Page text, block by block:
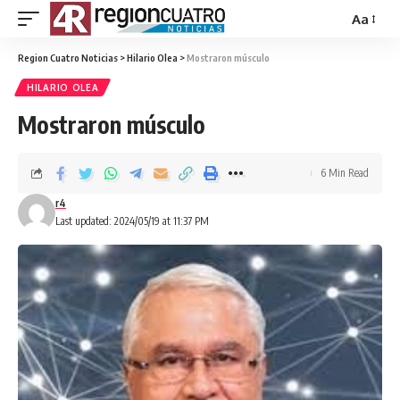
Aa
Region Cuatro Noticias >Hilario Olea >Mostraron músculo
HILARIO OLEA
Mostraron músculo
Last updated: 2024/05/19 at 11:37 PM
r4
6 Min Read